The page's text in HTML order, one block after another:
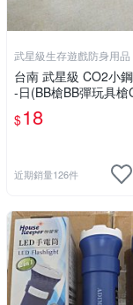
武星級生存遊戲防身用品
台南 武星級 CO2小
-日(BB槍BB彈玩具槍
長槍短槍模型槍壓縮
氣瓶
$18
近期銷量126件